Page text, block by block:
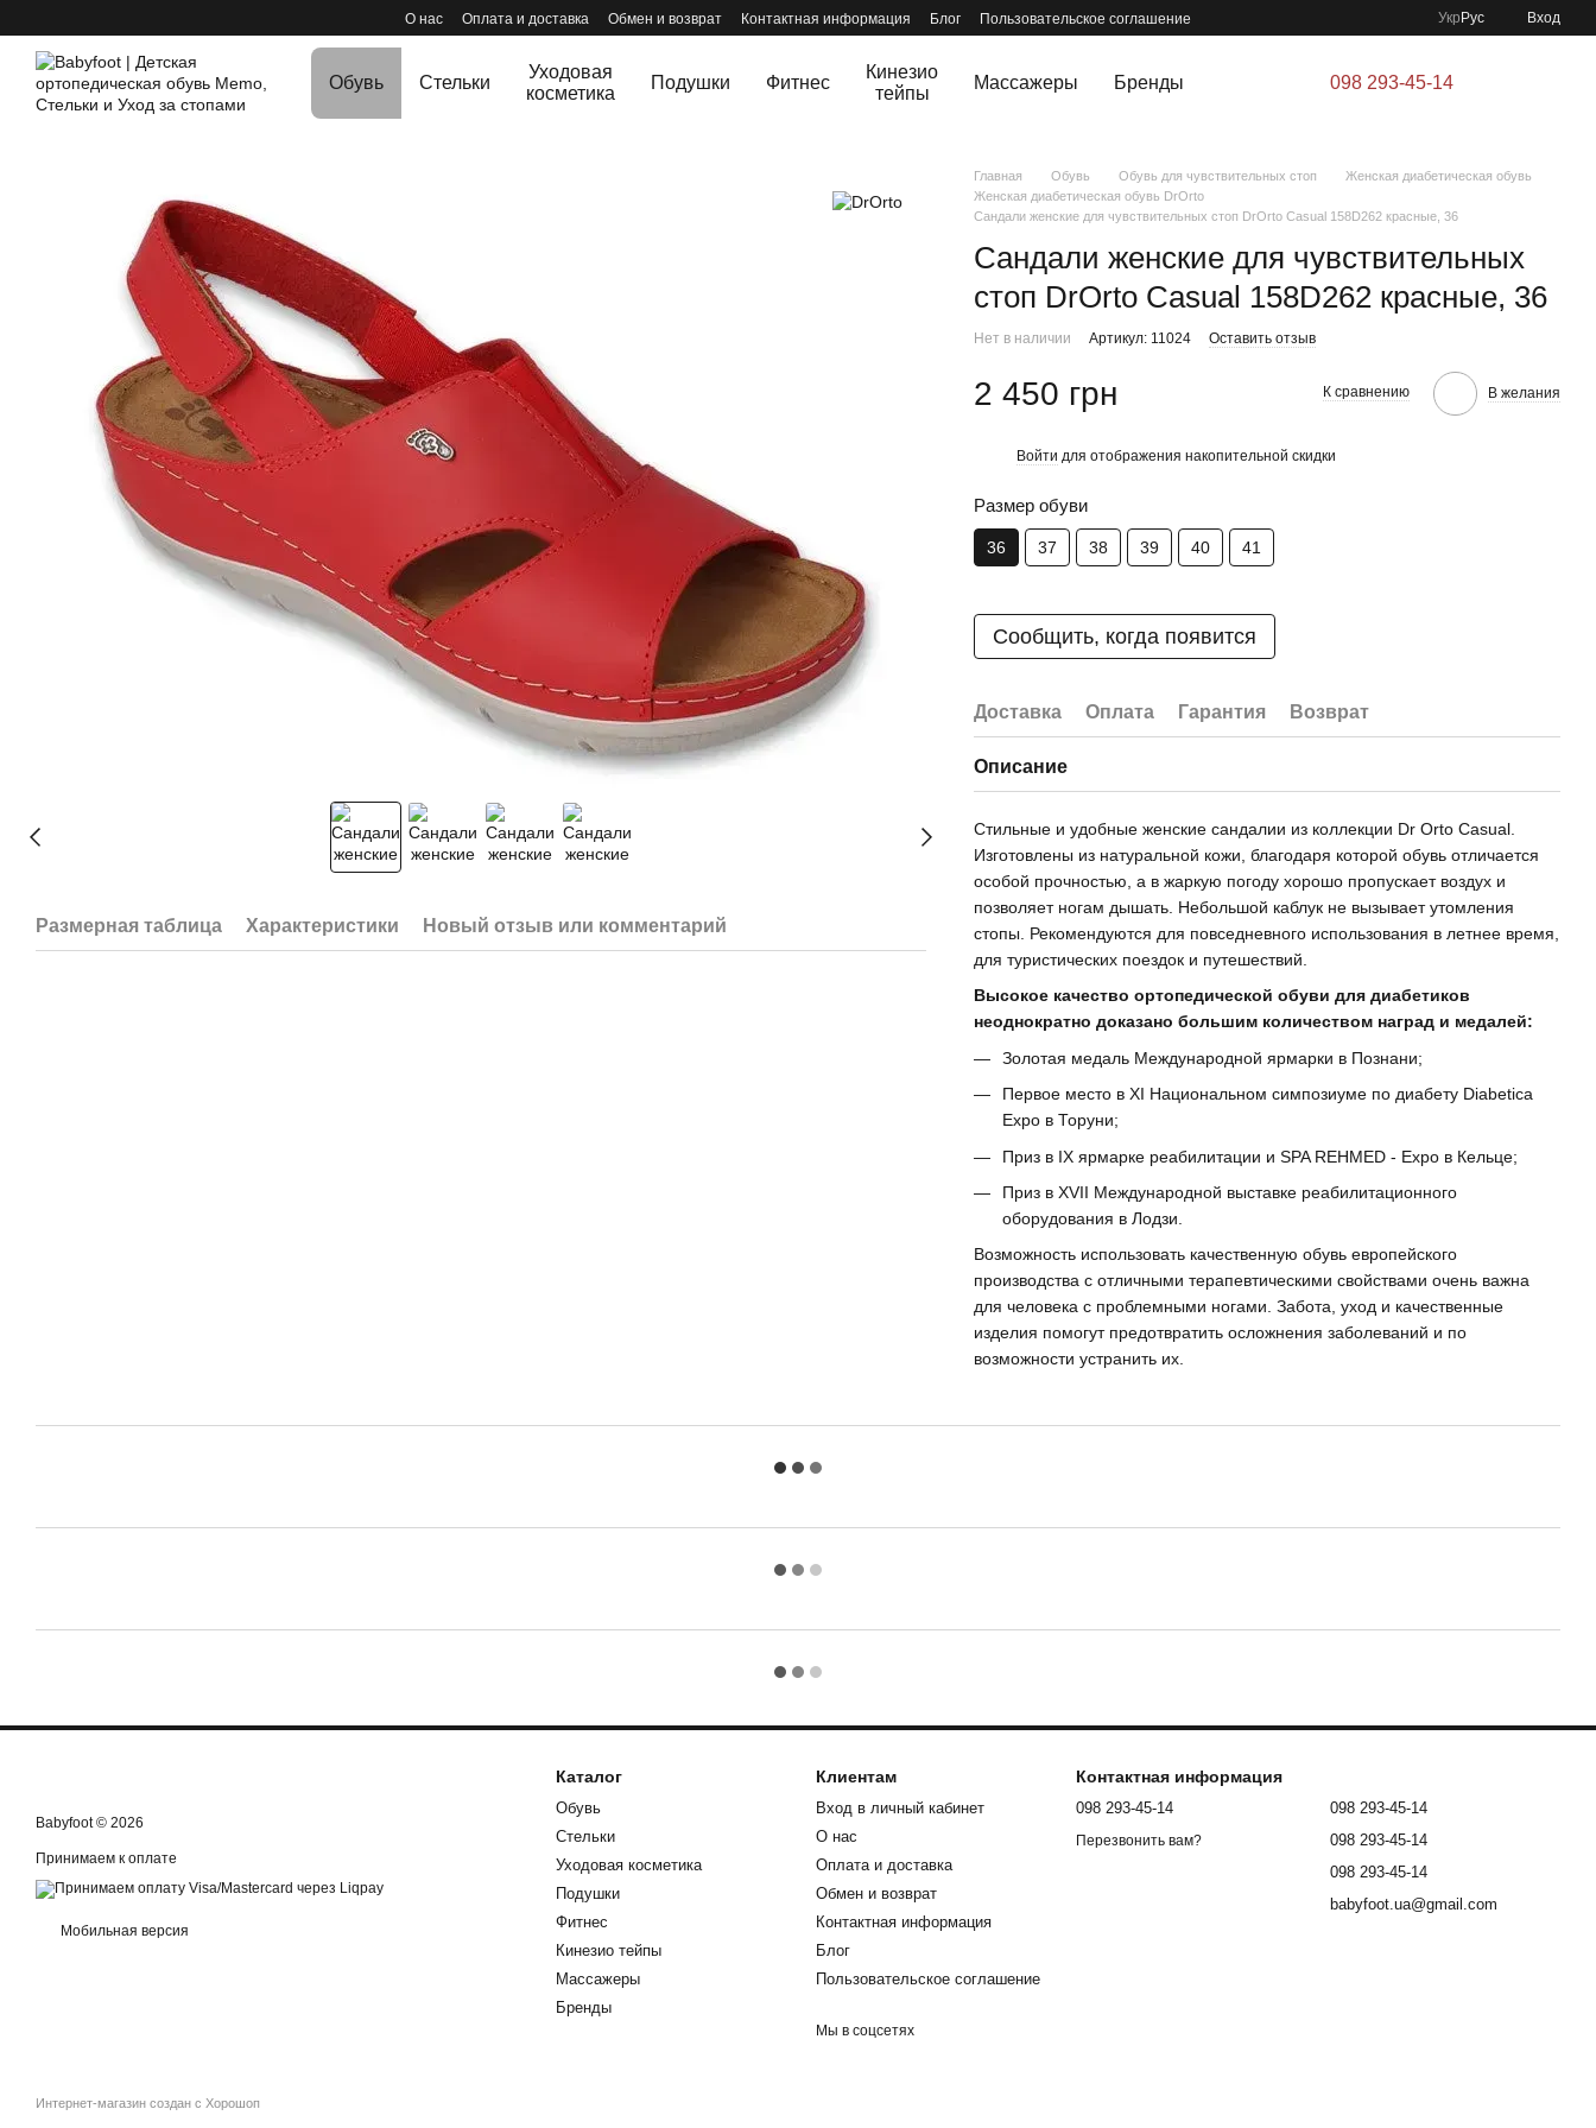
О нас Оплата и доставка Обмен и возврат Контактная информация Блог Пользовательское соглашение Укр Рус Вход
Обувь Стельки
Уходовая
косметика
Подушки Фитнес
Кинезио
тейпы
Массажеры Бренды 098 293-45-14
Размерная таблица Характеристики Новый отзыв или комментарий
Главная Обувь Обувь для чувствительных стоп
Женская диабетическая обувь
Женская диабетическая обувь DrOrto
Сандали женские для чувствительных стоп DrOrto Casual 158D262 красные, 36
Сандали женские для чувствительных
стоп DrOrto Casual 158D262 красные, 36
Нет в наличии Артикул: 11024 Оставить отзыв
2 450 грн К сравнению В желания
Войти для отображения накопительной скидки
Размер обуви
36 37 38 39 40 41
Сообщить, когда появится
Доставка Оплата Гарантия Возврат
Описание
Стильные и удобные женские сандалии из коллекции Dr Orto Casual.
Изготовлены из натуральной кожи, благодаря которой обувь отличается
особой прочностью, а в жаркую погоду хорошо пропускает воздух и
позволяет ногам дышать. Небольшой каблук не вызывает утомления
стопы. Рекомендуются для повседневного использования в летнее время,
для туристических поездок и путешествий.
Высокое качество ортопедической обуви для диабетиков
неоднократно доказано большим количеством наград и медалей:
Золотая медаль Международной ярмарки в Познани;
Первое место в XI Национальном симпозиуме по диабету Diabetica
Expo в Торуни;
Приз в IX ярмарке реабилитации и SPA REHMED - Expo в Кельце;
Приз в XVII Международной выставке реабилитационного
оборудования в Лодзи.
Возможность использовать качественную обувь европейского
производства с отличными терапевтическими свойствами очень важна
для человека с проблемными ногами. Забота, уход и качественные
изделия помогут предотвратить осложнения заболеваний и по
возможности устранить их.
Babyfoot © 2026
Принимаем к оплате
Мобильная версия
Интернет-магазин создан с Хорошоп
Каталог
Обувь
Стельки
Уходовая косметика
Подушки
Фитнес
Кинезио тейпы
Массажеры
Бренды
Клиентам
Вход в личный кабинет
О нас
Оплата и доставка
Обмен и возврат
Контактная информация
Блог
Пользовательское соглашение
Мы в соцсетях
Контактная информация
098 293-45-14
Перезвонить вам?
098 293-45-14
098 293-45-14
098 293-45-14
babyfoot.ua@gmail.com